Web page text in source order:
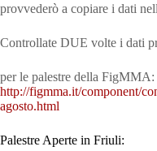
provvederò a copiare i dati
Controllate DUE volte i dati
per le palestre della FigMMA:
http://figmma.it/component/
agosto.html
Palestre Aperte in Friuli: